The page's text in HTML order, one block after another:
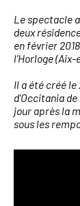
Le spectacle
deux
en février
l'Horloge (Aix-
Il a été créé le
d'Occitania
jour après la
sous les